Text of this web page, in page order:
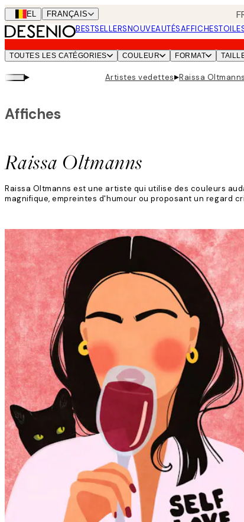
Skip
to
main
content.
BEL FRANÇAIS
BESTSELLERSNOUVEAUTÉSAFFICHES
TOUTES LES CATÉGORIES COULEUR FORMAT
▸ Artistes vedettes▸Raissa Oltmanns
Raissa Oltmanns
Affiches
Raissa Oltmanns est une artiste qui utilise des couleurs
magnifique, empreintes d'humour ou proposant un regard